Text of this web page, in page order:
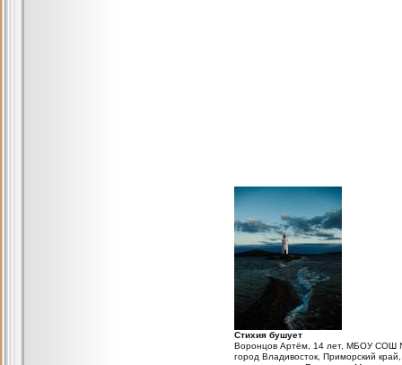
Стихия бушует
Воронцов Артём, 14 лет, МБОУ СОШ
город Владивосток, Приморский край,